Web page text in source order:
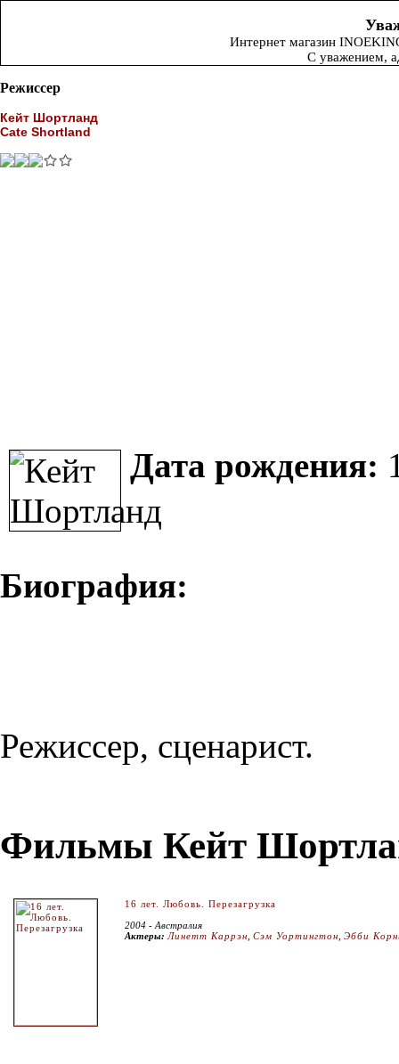
Интернет магазин
С уважением,
Режиссер
Кейт Шортланд
Cate Shortland
Дата рождения:
Биография:
Режиссер, сценарист.
Фильмы Кейт
16 лет. Любовь. Перезагрузка
2004 - Австралия
Актеры: Линетт Каррэн Сэм Уортингтон Эбби